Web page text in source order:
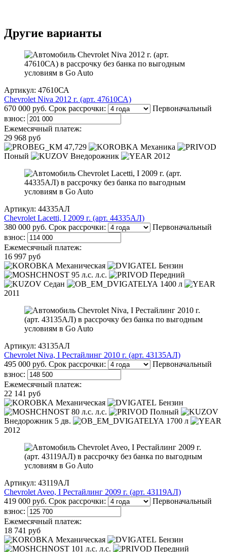
Другие варианты
Артикул: 47610СА
Chevrolet Niva 2012 г. (арт. 47610СА)
670 000 руб. Срок рассрочки:
Первоначальный
взнос:
Ежемесячный платеж:
29 968 руб
47,729
Механика
Поный
Внедорожник 2012
Артикул: 44335АЛ
Chevrolet Lacetti, I 2009 г. (арт. 44335АЛ)
380 000 руб. Срок рассрочки:
Первоначальный
взнос:
Ежемесячный платеж:
16 997 руб
Механическая
Бензин
95 л.с. л.с.
Передний
Седан
1400 л
2011
Артикул: 43135АЛ
Chevrolet Niva, I Рестайлинг 2010 г. (арт. 43135АЛ)
495 000 руб. Срок рассрочки:
Первоначальный
взнос:
Ежемесячный платеж:
22 141 руб
Механическая
Бензин
80 л.с. л.с.
Полный
Внедорожник 5 дв.
1700 л
2012
Артикул: 43119АЛ
Chevrolet Aveo, I Рестайлинг 2009 г. (арт. 43119АЛ)
419 000 руб. Срок рассрочки:
Первоначальный
взнос:
Ежемесячный платеж:
18 741 руб
Механическая
Бензин
101 л.с. л.с.
Передний